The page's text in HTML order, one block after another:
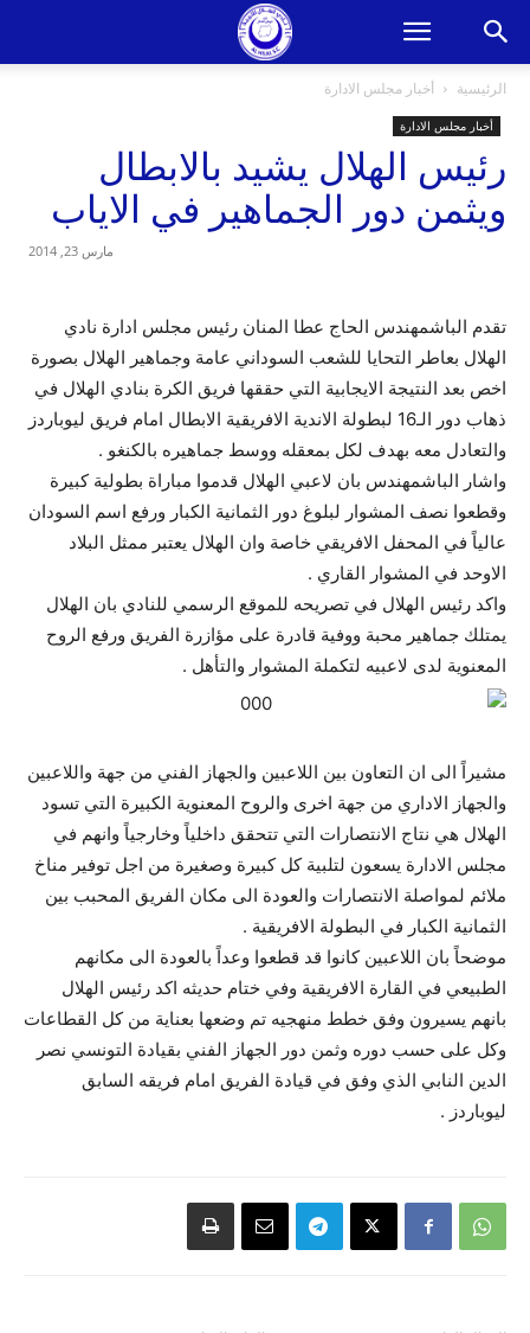
الرئيسية أخبار مجلس الادارة
أخبار مجلس الادارة
رئيس الهلال يشيد بالابطال
ويثمن دور الجماهير في الاياب
مارس 23, 2014
تقدم الباشمهندس الحاج عطا المنان رئيس مجلس ادارة نادي
الهلال بعاطر التحايا للشعب السوداني عامة وجماهير الهلال بصورة
اخص بعد النتيجة الايجابية التي حققها فريق الكرة بنادي الهلال في
ذهاب دور الـ16 لبطولة الاندية الافريقية الابطال امام فريق ليوباردز
والتعادل معه بهدف لكل بمعقله ووسط جماهيره بالكنغو .
واشار الباشمهندس بان لاعبي الهلال قدموا مباراة بطولية كبيرة
وقطعوا نصف المشوار لبلوغ دور الثمانية الكبار ورفع اسم السودان
عالياً في المحفل الافريقي خاصة وان الهلال يعتبر ممثل البلاد
الاوحد في المشوار القاري .
واكد رئيس الهلال في تصريحه للموقع الرسمي للنادي بان الهلال
يمتلك جماهير محبة ووفية قادرة على مؤازرة الفريق ورفع الروح
المعنوية لدى لاعبيه لتكملة المشوار والتأهل .
مشيراً الى ان التعاون بين اللاعبين والجهاز الفني من جهة واللاعبين
والجهاز الاداري من جهة اخرى والروح المعنوية الكبيرة التي تسود
الهلال هي نتاج الانتصارات التي تتحقق داخلياً وخارجياً وانهم في
مجلس الادارة يسعون لتلبية كل كبيرة وصغيرة من اجل توفير مناخ
ملائم لمواصلة الانتصارات والعودة الى مكان الفريق المحبب بين
الثمانية الكبار في البطولة الافريقية .
موضحاً بان اللاعبين كانوا قد قطعوا وعداً بالعودة الى مكانهم
الطبيعي في القارة الافريقية وفي ختام حديثه اكد رئيس الهلال
بانهم يسيرون وفق خطط منهجيه تم وضعها بعناية من كل القطاعات
وكل على حسب دوره وثمن دور الجهاز الفني بقيادة التونسي نصر
الدين النابي الذي وفق في قيادة الفريق امام فريقه السابق
ليوباردز .